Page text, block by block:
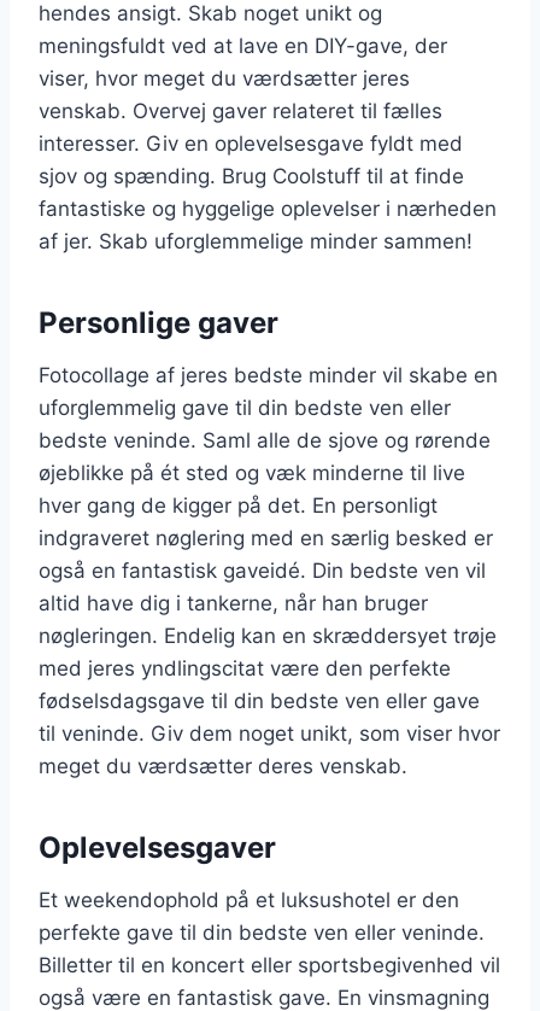
hendes ansigt. Skab noget unikt og
meningsfuldt ved at lave en DIY-gave, der
viser, hvor meget du værdsætter jeres
venskab. Overvej gaver relateret til fælles
interesser. Giv en oplevelsesgave fyldt med
sjov og spænding. Brug Coolstuff til at finde
fantastiske og hyggelige oplevelser i nærheden
af jer. Skab uforglemmelige minder sammen!
Personlige gaver
Fotocollage af jeres bedste minder vil skabe en
uforglemmelig gave til din bedste ven eller
bedste veninde. Saml alle de sjove og rørende
øjeblikke på ét sted og væk minderne til live
hver gang de kigger på det. En personligt
indgraveret nøglering med en særlig besked er
også en fantastisk gaveidé. Din bedste ven vil
altid have dig i tankerne, når han bruger
nøgleringen. Endelig kan en skræddersyet trøje
med jeres yndlingscitat være den perfekte
fødselsdagsgave til din bedste ven eller gave
til veninde. Giv dem noget unikt, som viser hvor
meget du værdsætter deres venskab.
Oplevelsesgaver
Et weekendophold på et luksushotel er den
perfekte gave til din bedste ven eller veninde.
Billetter til en koncert eller sportsbegivenhed vil
også være en fantastisk gave. En vinsmagning